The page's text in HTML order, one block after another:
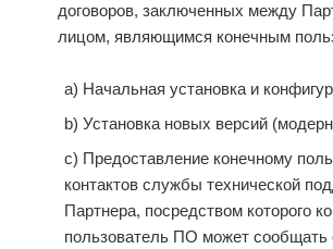
договоров, заключенных между
лицом, являющимся конечным
a) Начальная установка и
b) Установка новых версий
c) Предоставление конечному
контактов службы технической
Партнера, посредством которого
пользователь ПО может сообщать